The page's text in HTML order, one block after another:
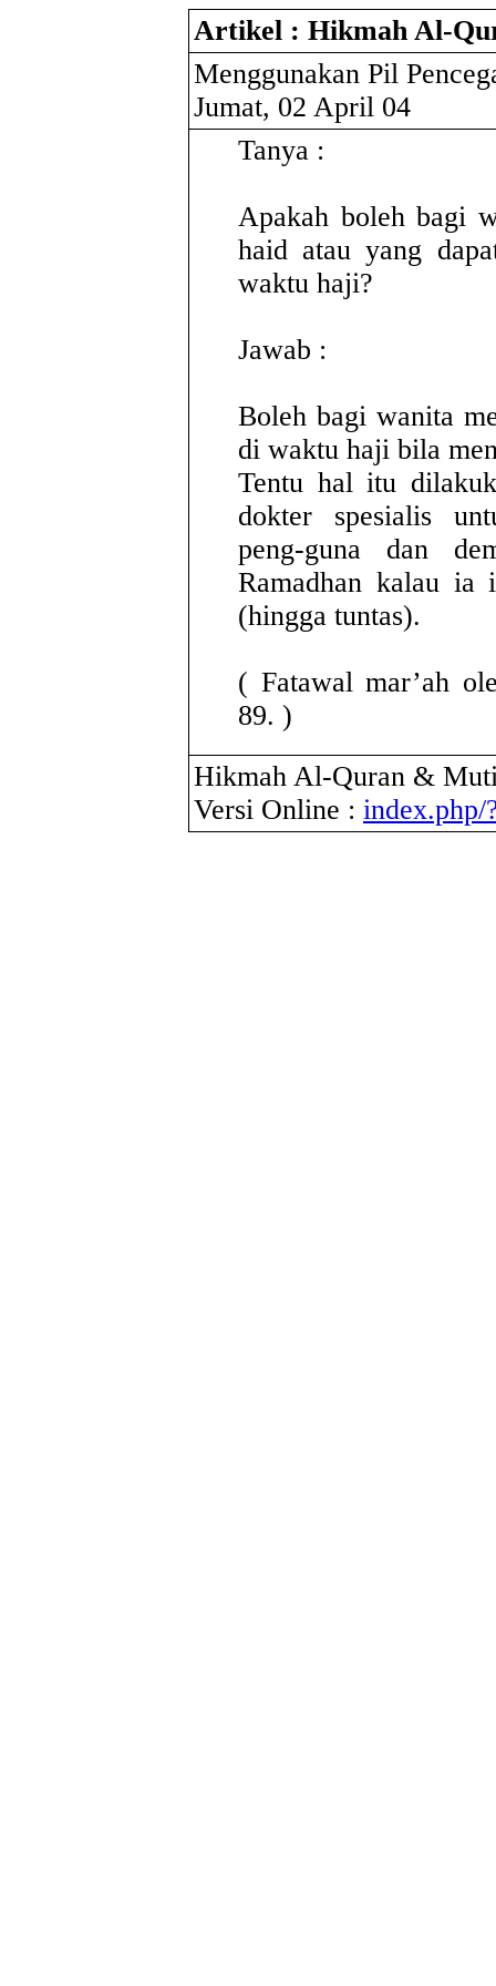
Artikel : Hikmah Al-
Menggunakan Pil
Jumat, 02 April 04
Tanya :
Apakah boleh bagi
haid atau yang
waktu haji?
Jawab :
Boleh bagi wanita
di waktu haji bila
Tentu hal itu
dokter spesialis
peng-guna dan
Ramadhan kalau ia
(hingga tuntas).
( Fatawal mar’ah
89. )
Hikmah Al-Quran &
Versi Online :